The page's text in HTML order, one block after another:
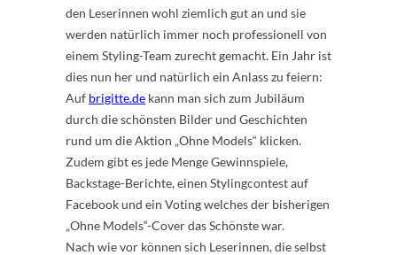
den Leserinnen wohl ziemlich gut an und sie
werden natürlich immer noch professionell von
einem Styling-Team zurecht gemacht. Ein Jahr ist
dies nun her und natürlich ein Anlass zu feiern:
Auf brigitte.de kann man sich zum Jubiläum
durch die schönsten Bilder und Geschichten
rund um die Aktion „Ohne Models“ klicken.
Zudem gibt es jede Menge Gewinnspiele,
Backstage-Berichte, einen Stylingcontest auf
Facebook und ein Voting welches der bisherigen
„Ohne Models“-Cover das Schönste war.
Nach wie vor können sich Leserinnen, die selbst